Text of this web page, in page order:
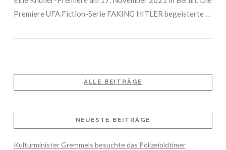
Premiere UFA Fiction-Serie FAKING HITLER begeisterte …
ALLE BEITRÄGE
NEUESTE BEITRÄGE
Kulturminister Gremmels besuchte das Polizeioldtimer